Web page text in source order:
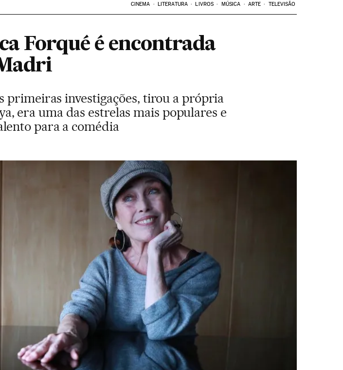
CINEMA LITERATURA LIVROS MÚSICA ARTE TELEVISÃO
Forqué é encontrada
primeiras investigações, tirou a própria
era uma das estrelas mais populares e
para a comédia